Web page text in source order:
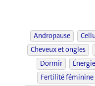
Andropause
Cheveux et ongles
Dormir
Énergie
Fertilité féminine